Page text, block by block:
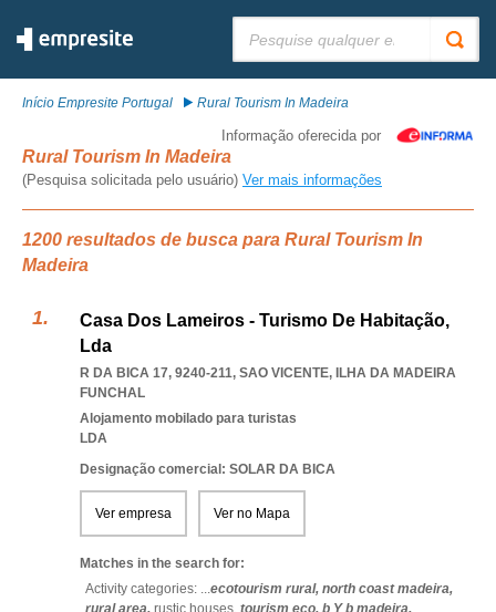
Início Empresite Portugal Rural Tourism In Madeira
Informação oferecida por
Rural Tourism In Madeira
(Pesquisa solicitada pelo usuário) Ver mais informações
1200 resultados de busca para Rural Tourism In
Madeira
Casa Dos Lameiros - Turismo De Habitação,
Lda
R DA BICA 17, 9240-211, SAO VICENTE, ILHA DA MADEIRA
FUNCHAL
Alojamento mobilado para turistas
LDA
Designação comercial: SOLAR DA BICA
Ver empresa Ver no Mapa
Matches in the search for:
Activity categories: ...ecotourism rural, north coast madeira,
rural area, rustic houses, tourism eco, b Y b madeira,